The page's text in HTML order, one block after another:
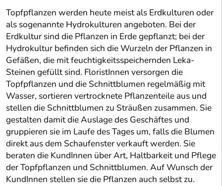
Topfpflanzen werden heute meist als Erdkulturen oder
als sogenannte Hydrokulturen angeboten. Bei der
Erdkultur sind die Pflanzen in Erde gepflanzt; bei der
Hydrokultur befinden sich die Wurzeln der Pflanzen in
Gefäßen, die mit feuchtigkeitsspeichernden Leka-
Steinen gefüllt sind. FloristInnen versorgen die
Topfpflanzen und die Schnittblumen regelmäßig mit
Wasser, sortieren vertrocknete Pflanzenteile aus und
stellen die Schnittblumen zu Sträußen zusammen. Sie
gestalten damit die Auslage des Geschäftes und
gruppieren sie im Laufe des Tages um, falls die Blumen
direkt aus dem Schaufenster verkauft werden. Sie
beraten die KundInnen über Art, Haltbarkeit und Pflege
der Topfpflanzen und Schnittblumen. Auf Wunsch der
KundInnen stellen sie die Pflanzen auch selbst zu.